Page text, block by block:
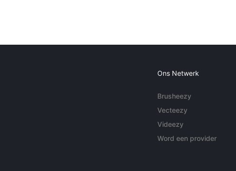
Ons Netwerk
Brusheezy
Vecteezy
Videezy
Word een provider